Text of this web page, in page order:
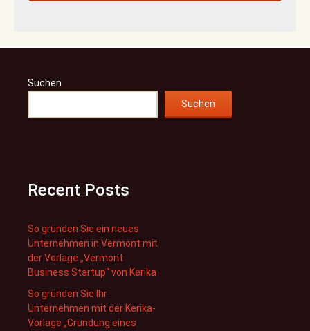
Suchen
Suchen
Recent Posts
So gründen Sie ein neues
Unternehmen in Vermont mit
der Vorlage „Vermont
Business Startup“ von Kerika
So gründen Sie Ihr
Unternehmen mit der Kerika-
Vorlage „Gründung eines